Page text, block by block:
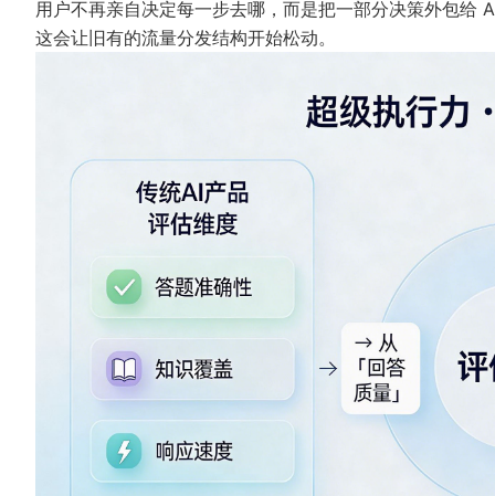
用户不再亲自决定每一步去哪，而是把一部分决策外包给
这会让旧有的流量分发结构开始松动。